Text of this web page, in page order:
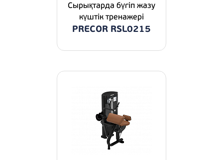
Сырықтарда бүгіп жазу
күштік тренажері
PRECOR RSL0215